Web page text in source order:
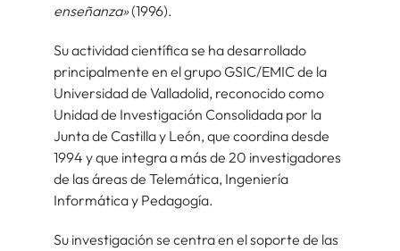
enseñanza»(1996).
Su actividad científica se ha desarrollado
principalmente en el grupo GSIC/EMIC de la
Universidad de Valladolid, reconocido como
Unidad de Investigación Consolidada por la
Junta de Castilla y León, que coordina desde
1994 y que integra a más de 20 investigadores
de las áreas de Telemática, Ingeniería
Informática y Pedagogía.
Su investigación se centra en el soporte de las